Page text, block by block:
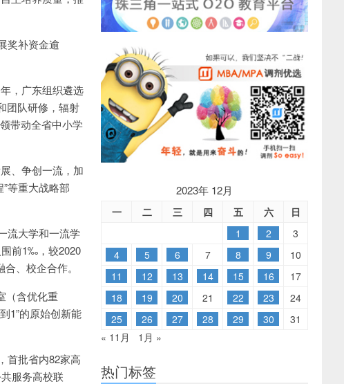
奖补资金逾
，广东组织遴选
团队研修，辐射
带动全省中小学
、争创一流，加
等重大战略部
流大学和一流学
围前1‰，较2020
、校企合作。
（含优化重
1”的原始创新能
首批省内82家高
服务高校联
2023年 12月
一 二 三 四 五 六
日
1
2
3
4
5 6 7 8 9
10
11
12 13 14 15 16
17
18
19 20 21 22 23
24
25
26 27 28 29 30
31
« 11月
1月 »
热门标签